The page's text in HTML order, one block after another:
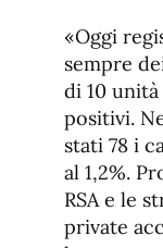
«Oggi
sempre
di 10
positivi.
stati 78 i
al 1,2%.
RSA e le
private